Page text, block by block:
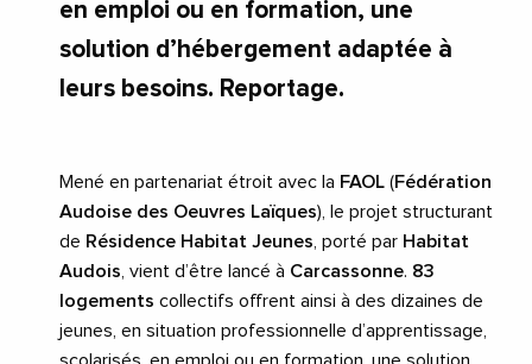
en emploi ou en formation, une
solution d’hébergement adaptée à
leurs besoins. Reportage.
Mené en partenariat étroit avec la FAOL (Fédération
Audoise des Oeuvres Laïques), le projet structurant
de Résidence Habitat Jeunes , porté par Habitat
Audois , vient d’être lancé à Carcassonne. 83
logements collectifs offrent ainsi à des dizaines de
jeunes, en situation professionnelle d’apprentissage,